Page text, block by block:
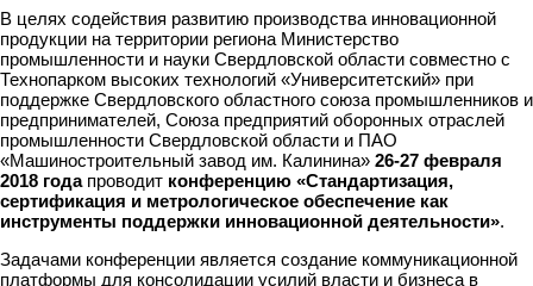
В целях содействия развитию производства инновационной
продукции на территории региона Министерство
промышленности и науки Свердловской области совместно с
Технопарком высоких технологий «Университетский» при
поддержке Свердловского областного союза промышленников и
предпринимателей, Союза предприятий оборонных отраслей
промышленности Свердловской области и ПАО
«Машиностроительный завод им. Калинина» 26-27 февраля
2018 года проводит конференцию «Стандартизация,
сертификация и метрологическое обеспечение как
инструменты поддержки инновационной деятельности».
Задачами конференции является создание коммуникационной
платформы для консолидации усилий власти и бизнеса в